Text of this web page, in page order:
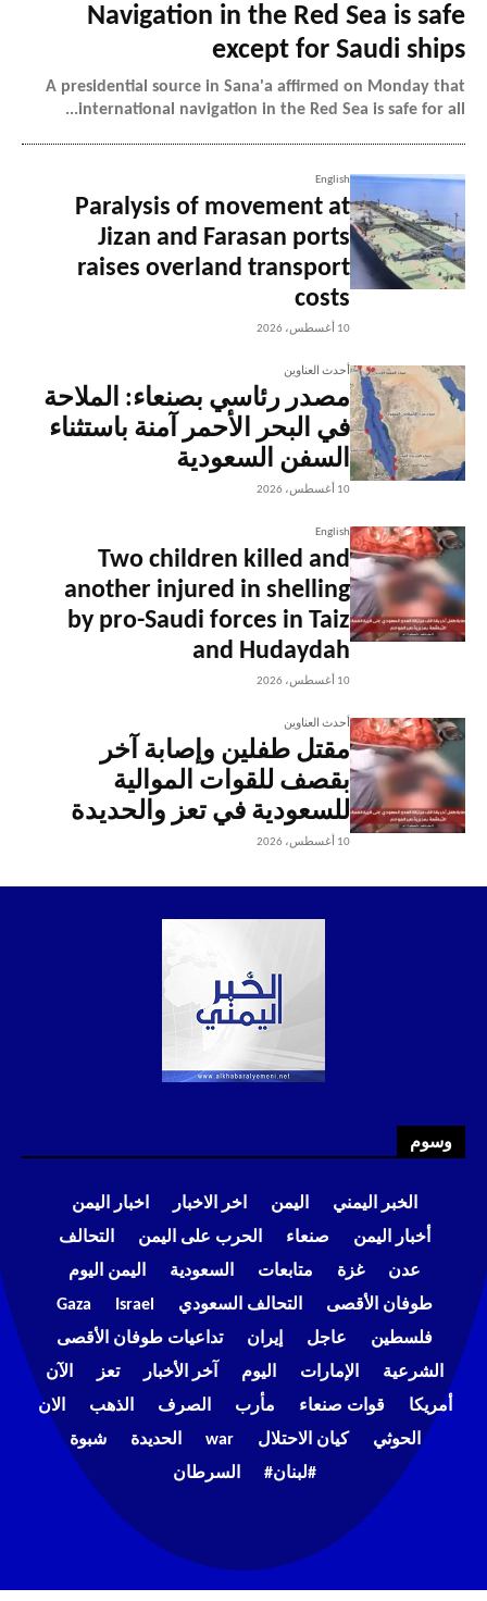
Navigation in the Red Sea is safe
except for Saudi ships
A presidential source in Sana'a affirmed on Monday that
international navigation in the Red Sea is safe for all...
English
Paralysis of movement at
Jizan and Farasan ports
raises overland transport
costs
10 أغسطس، 2026
أحدث العناوين
مصدر رئاسي بصنعاء: الملاحة
في البحر الأحمر آمنة باستثناء
السفن السعودية
10 أغسطس، 2026
English
Two children killed and
another injured in shelling
by pro-Saudi forces in Taiz
and Hudaydah
10 أغسطس، 2026
أحدث العناوين
مقتل طفلين وإصابة آخر
بقصف للقوات الموالية
للسعودية في تعز والحديدة
10 أغسطس، 2026
وسوم
الخبر اليمني اليمن اخر الاخبار
اخبار اليمن
أخبار اليمن
صنعاء الحرب على اليمن
التحالف
عدن
غزة متابعات السعودية
اليمن اليوم
طوفان الأقصى
التحالف السعودي Israel
Gaza
فلسطين
عاجل إيران
تداعيات طوفان الأقصى
الشرعية
الإمارات اليوم آخر الأخبار تعز
الآن
أمريكا
قوات صنعاء مأرب الصرف الذهب
الان
الحوثي
كيان الاحتلال war الحديدة
شبوة
#لبنان#
السرطان